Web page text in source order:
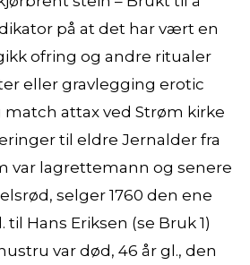
på at det har vært en
ofring og andre ritualer
eller gravlegging erotic
match attax ved Strøm kirke
til eldre Jernalder fra
var lagrettemann og senere
selger 1760 den ene
til Hans Eriksen (se Bruk 1)
var død, 46 år gl., den